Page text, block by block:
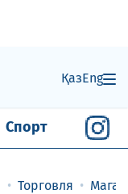
ҚазEng
Спорт
Торговля